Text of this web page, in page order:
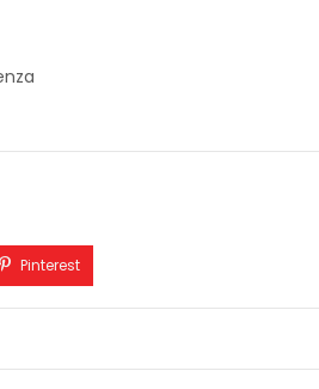
Pinterest